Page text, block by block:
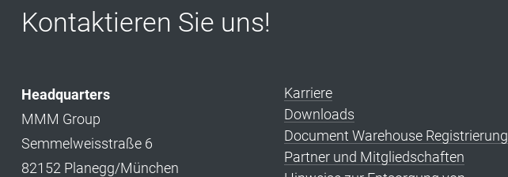
Kontaktieren Sie uns!
Headquarters
MMM Group
Semmelweisstraße 6
82152 Planegg/München
Karriere
Downloads
Document Warehouse Registrierung
Partner und Mitgliedschaften